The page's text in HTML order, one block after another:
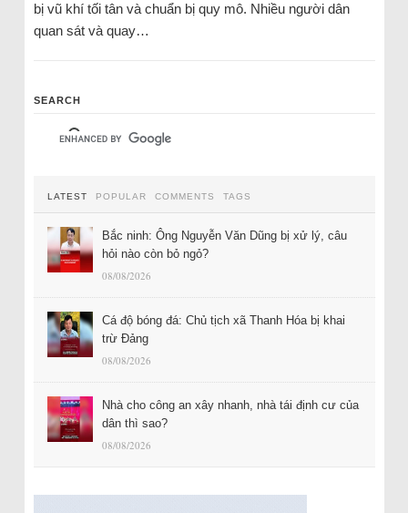
bị vũ khí tối tân và chuẩn bị quy mô. Nhiều người dân
quan sát và quay…
SEARCH
LATEST POPULAR COMMENTS TAGS
Bắc ninh: Ông Nguyễn Văn Dũng bị xử lý, câu
hỏi nào còn bỏ ngỏ?
08/08/2026
Cá độ bóng đá: Chủ tịch xã Thanh Hóa bị khai
trừ Đảng
08/08/2026
Nhà cho công an xây nhanh, nhà tái định cư của
dân thì sao?
08/08/2026